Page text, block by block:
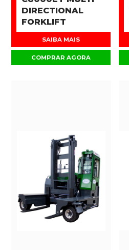
DIRECTIONAL
FORKLIFT
SAIBA MAIS
COMPRAR AGORA